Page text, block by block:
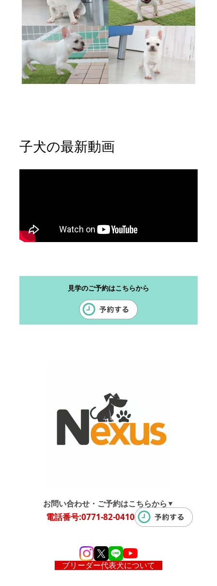
子犬の最新動画
見学のご予約はこちらから
お問い合わせ・ご予約はこちらから ▼
電話番号:0771-82-0410
ブリーダー代表犬について